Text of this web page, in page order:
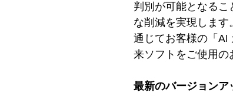
判別が可能となる
な削減を実現しま
通じてお客様の「AI
来ソフトをご使用の
最新のバージョンア